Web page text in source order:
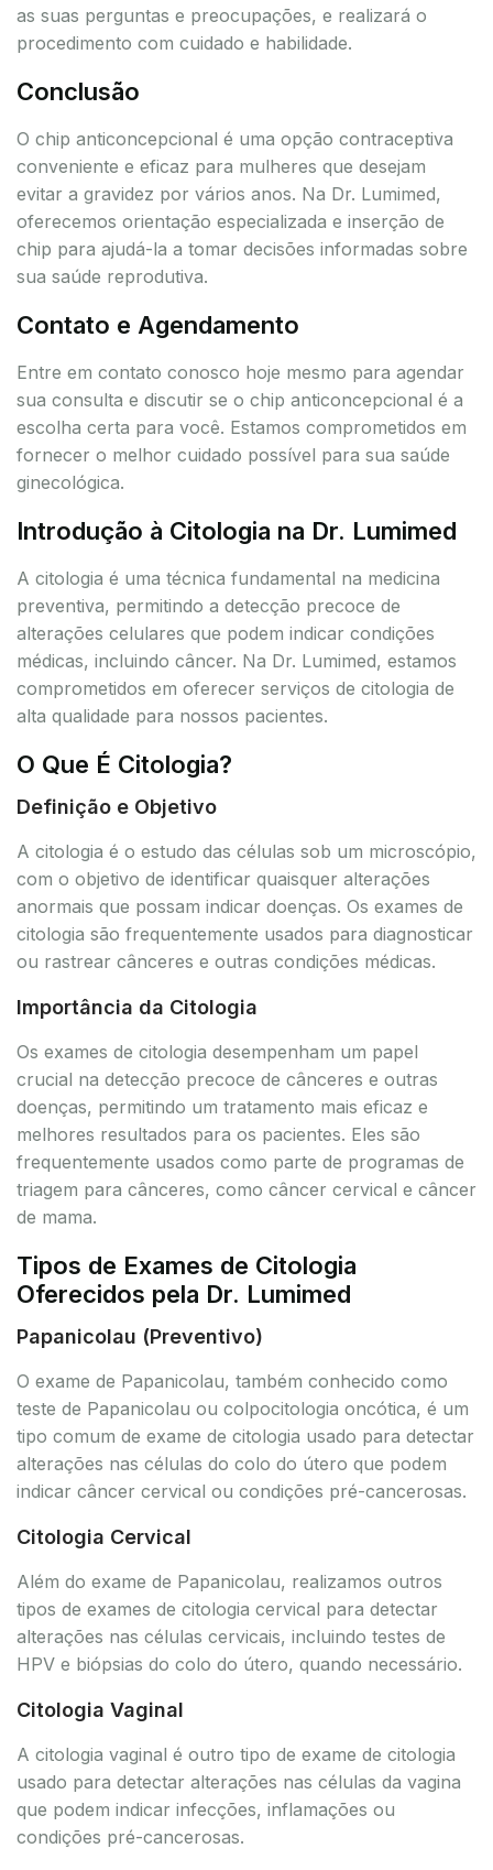
as suas perguntas e preocupações, e realizará o
procedimento com cuidado e habilidade.
Conclusão
O chip anticoncepcional é uma opção contraceptiva
conveniente e eficaz para mulheres que desejam
evitar a gravidez por vários anos. Na Dr. Lumimed,
oferecemos orientação especializada e inserção de
chip para ajudá-la a tomar decisões informadas sobre
sua saúde reprodutiva.
Contato e Agendamento
Entre em contato conosco hoje mesmo para agendar
sua consulta e discutir se o chip anticoncepcional é a
escolha certa para você. Estamos comprometidos em
fornecer o melhor cuidado possível para sua saúde
ginecológica.
Introdução à Citologia na Dr. Lumimed
A citologia é uma técnica fundamental na medicina
preventiva, permitindo a detecção precoce de
alterações celulares que podem indicar condições
médicas, incluindo câncer. Na Dr. Lumimed, estamos
comprometidos em oferecer serviços de citologia de
alta qualidade para nossos pacientes.
O Que É Citologia?
Definição e Objetivo
A citologia é o estudo das células sob um microscópio,
com o objetivo de identificar quaisquer alterações
anormais que possam indicar doenças. Os exames de
citologia são frequentemente usados para diagnosticar
ou rastrear cânceres e outras condições médicas.
Importância da Citologia
Os exames de citologia desempenham um papel
crucial na detecção precoce de cânceres e outras
doenças, permitindo um tratamento mais eficaz e
melhores resultados para os pacientes. Eles são
frequentemente usados como parte de programas de
triagem para cânceres, como câncer cervical e câncer
de mama.
Tipos de Exames de Citologia
Oferecidos pela Dr. Lumimed
Papanicolau (Preventivo)
O exame de Papanicolau, também conhecido como
teste de Papanicolau ou colpocitologia oncótica, é um
tipo comum de exame de citologia usado para detectar
alterações nas células do colo do útero que podem
indicar câncer cervical ou condições pré-cancerosas.
Citologia Cervical
Além do exame de Papanicolau, realizamos outros
tipos de exames de citologia cervical para detectar
alterações nas células cervicais, incluindo testes de
HPV e biópsias do colo do útero, quando necessário.
Citologia Vaginal
A citologia vaginal é outro tipo de exame de citologia
usado para detectar alterações nas células da vagina
que podem indicar infecções, inflamações ou
condições pré-cancerosas.